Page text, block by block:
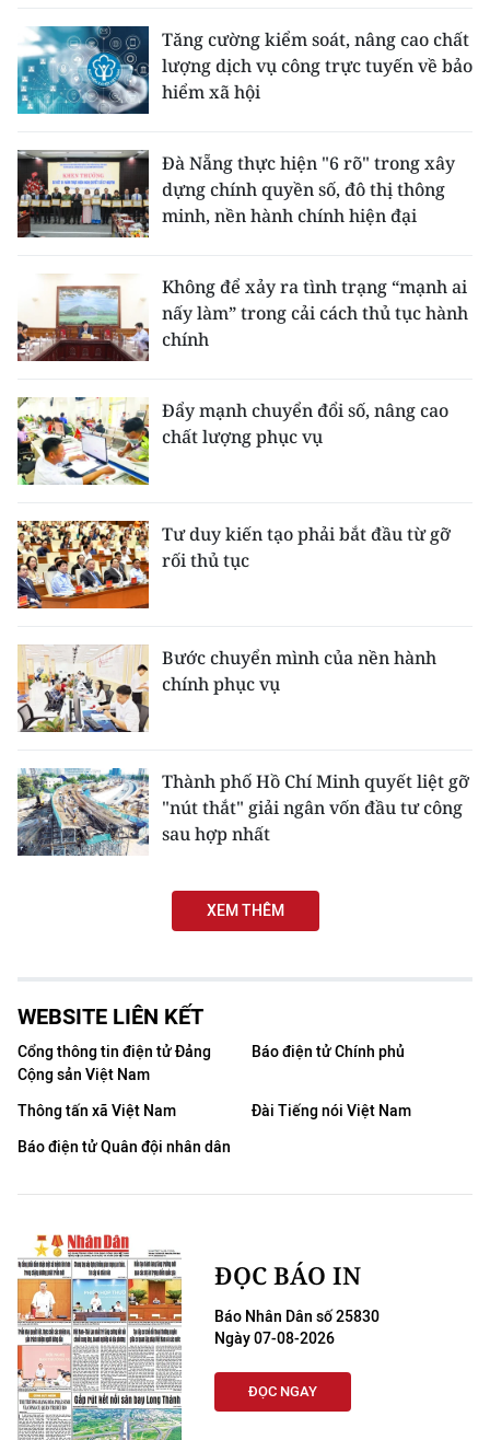
中文
FRANÇAIS
ESPAÑOL
Tăng cường kiểm soát, nâng cao chất
lượng dịch vụ công trực tuyến về bảo
hiểm xã hội
Đà Nẵng thực hiện "6 rõ" trong xây
dựng chính quyền số, đô thị thông
minh, nền hành chính hiện đại
Không để xảy ra tình trạng “mạnh ai
nấy làm” trong cải cách thủ tục hành
chính
Đẩy mạnh chuyển đổi số, nâng cao
chất lượng phục vụ
Tư duy kiến tạo phải bắt đầu từ gỡ
rối thủ tục
Bước chuyển mình của nền hành
chính phục vụ
Thành phố Hồ Chí Minh quyết liệt gỡ
"nút thắt" giải ngân vốn đầu tư công
sau hợp nhất
XEM THÊM
WEBSITE LIÊN KẾT
Cổng thông tin điện tử Đảng
Cộng sản Việt Nam
Báo điện tử Chính phủ
Thông tấn xã Việt Nam
Đài Tiếng nói Việt Nam
Báo điện tử Quân đội nhân dân
ĐỌC BÁO IN
Báo Nhân Dân số 25830
Ngày 07-08-2026
ĐỌC NGAY